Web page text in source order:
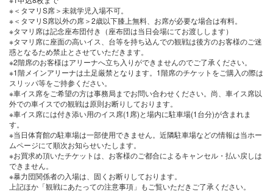
※＜タマリS席＞未就学児入場不可。
※＜タマリS席以外の席＞2歳以下膝上無料、お席が必要な場合は有料。
※タマリ席は記念座布団付き（座布団は当日会場にてお渡しします）
※タマリ席に座面の高いイス、台等を持ち込んでの観戦は後方のお客様のご迷
惑となるため禁止とさせていただきます。
※2階席のお客様はアリーナへ立ち入りができませんのでご了承ください。
※1階メインアリーナは土足厳禁となります。1階席のチケットをご購入の際は
スリッパ等をご持参ください。
※車イス席をご希望の方は事務局までお問い合わせください。尚、車イス席以
外での車イスでの観戦は原則お断りしております。
※車イス席には付き添い用のイス席(1席)と場内に駐車場(1台分)が含まれま
す。
※当日体育館の駐車場は一部使用できません。近隣駐車場などの情報は当ホー
ムページにて順次お知らせいたします。
※お買求め頂いたチケットは、お客様のご都合によるキャンセル・払い戻しは
できません。
※暴力団関係者の入場は、固くお断りしております。
上記ほか「観戦にあたっての注意事項」もご覧いただきご了承ください。